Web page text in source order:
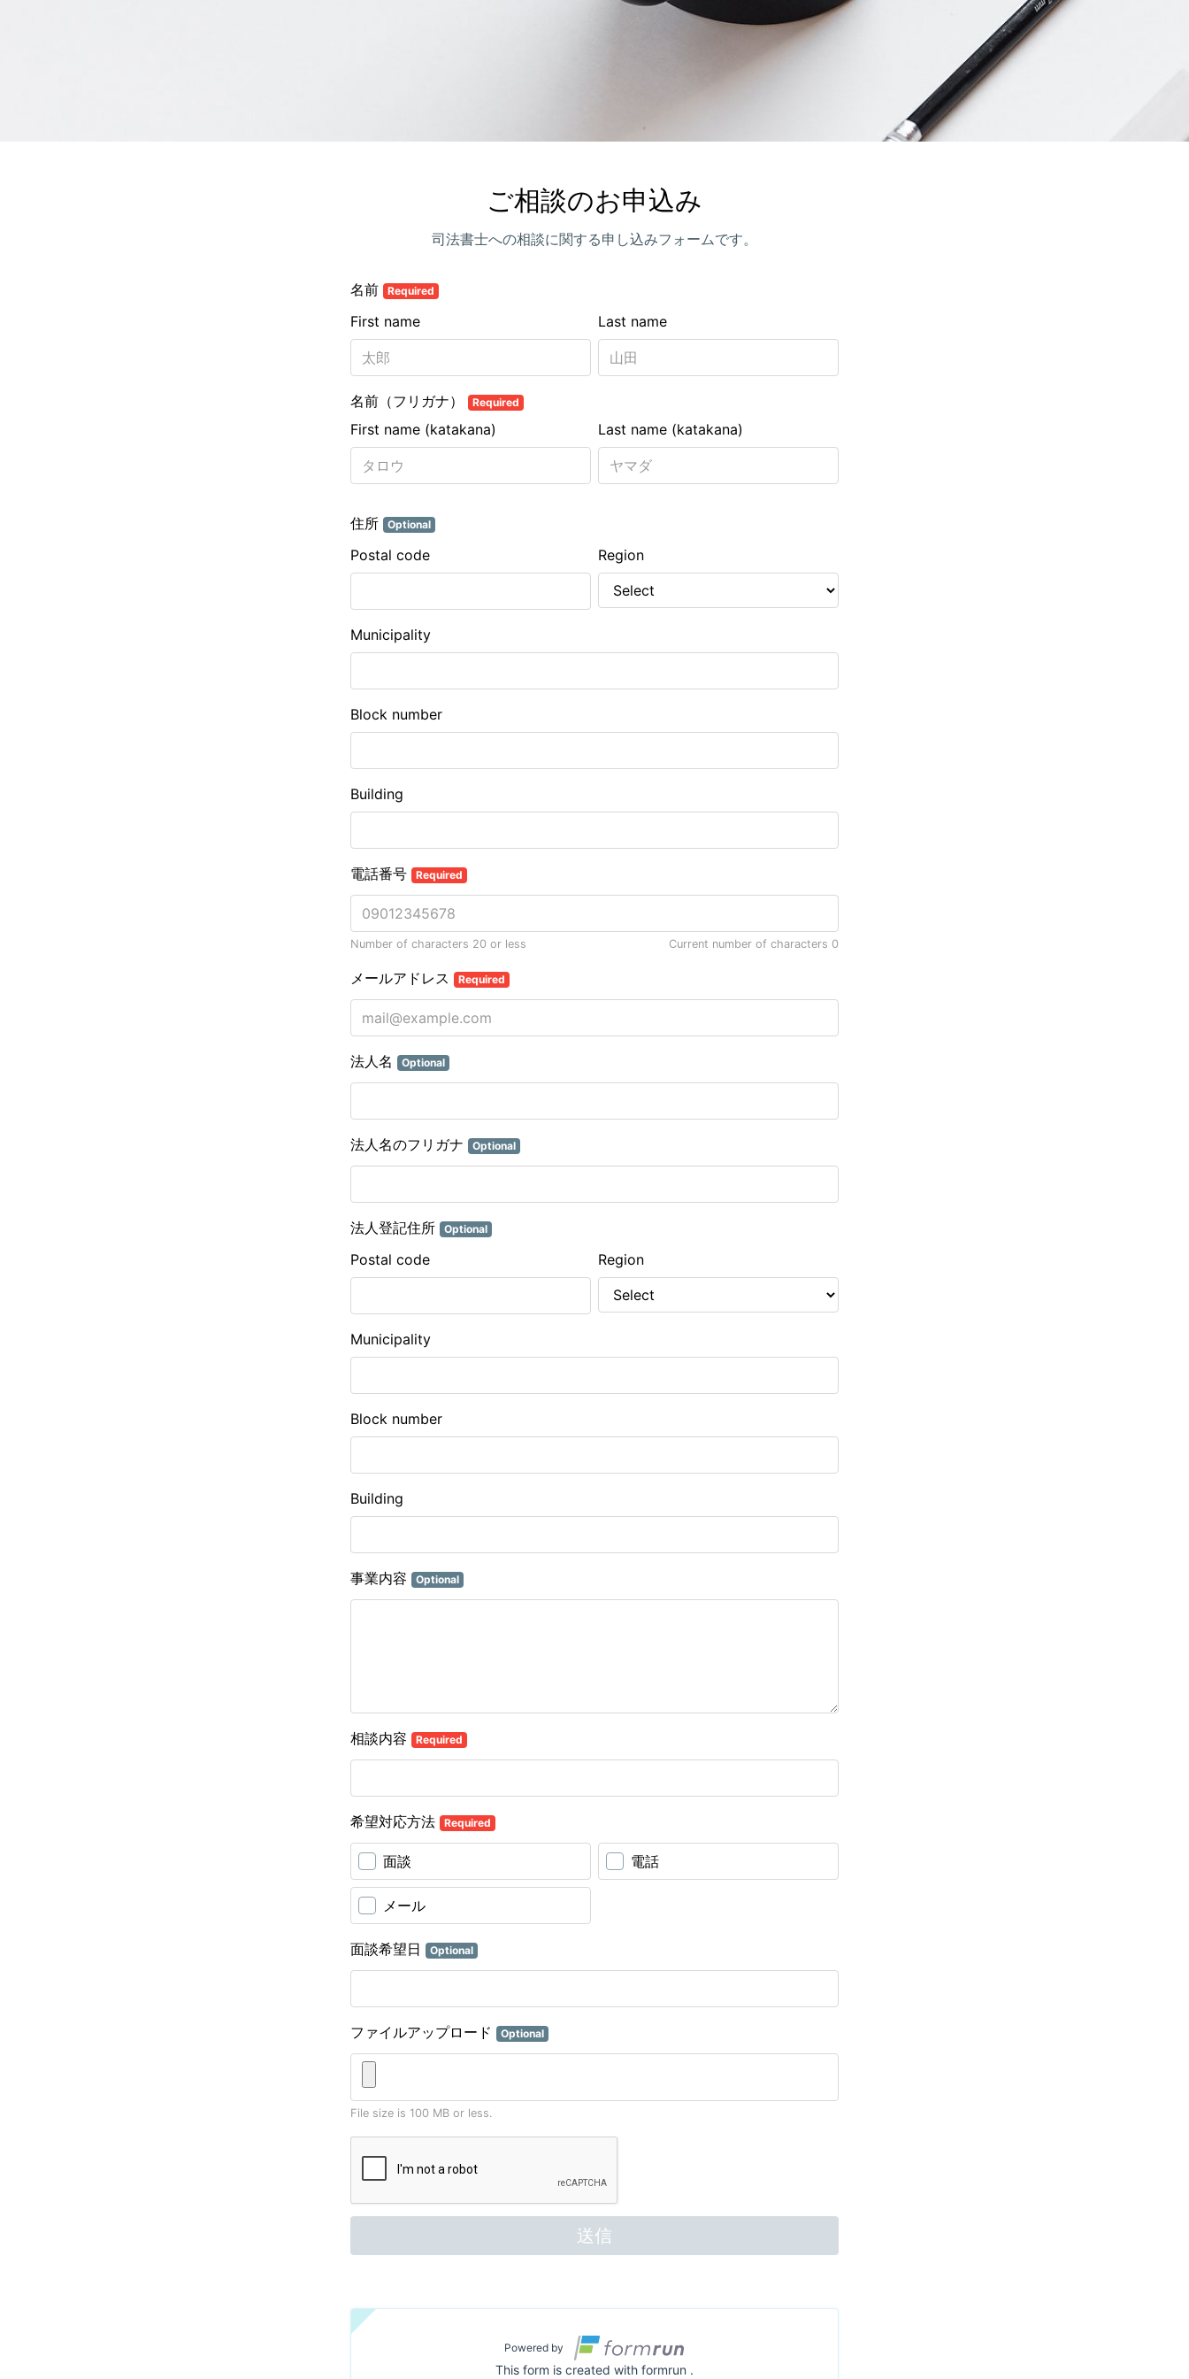
ご相談のお申込み
司法書士への相談に関する申し込みフォームです。
名前 Required
Last name
First name
名前（フリガナ） Required
Last name (katakana)
First name (katakana)
住所 Optional
Postal code Region
Municipality
Block number
Building
電話番号 Required
Number of characters 20 or less Current number of characters 0
メールアドレス Required
法人名 Optional
法人名のフリガナ Optional
法人登記住所 Optional
Postal code Region
Municipality
Block number
Building
事業内容 Optional
相談内容 Required
希望対応方法 Required
面談 電話
メール
面談希望日 Optional
ファイルアップロード Optional
File size is 100 MB or less.
送信
Powered by
This form is created with formrun .